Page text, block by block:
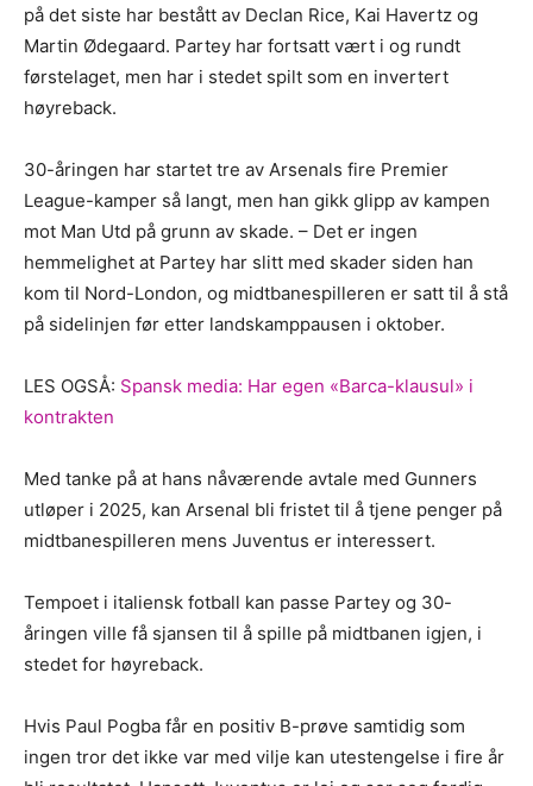
på det siste har bestått av Declan Rice, Kai Havertz og
Martin Ødegaard. Partey har fortsatt vært i og rundt
førstelaget, men har i stedet spilt som en invertert
høyreback.
30-åringen har startet tre av Arsenals fire Premier
League-kamper så langt, men han gikk glipp av kampen
mot Man Utd på grunn av skade. – Det er ingen
hemmelighet at Partey har slitt med skader siden han
kom til Nord-London, og midtbanespilleren er satt til å stå
på sidelinjen før etter landskamppausen i oktober.
LES OGSÅ: Spansk media: Har egen «Barca-klausul» i
kontrakten
Med tanke på at hans nåværende avtale med Gunners
utløper i 2025, kan Arsenal bli fristet til å tjene penger på
midtbanespilleren mens Juventus er interessert.
Tempoet i italiensk fotball kan passe Partey og 30-
åringen ville få sjansen til å spille på midtbanen igjen, i
stedet for høyreback.
Hvis Paul Pogba får en positiv B-prøve samtidig som
ingen tror det ikke var med vilje kan utestengelse i fire år